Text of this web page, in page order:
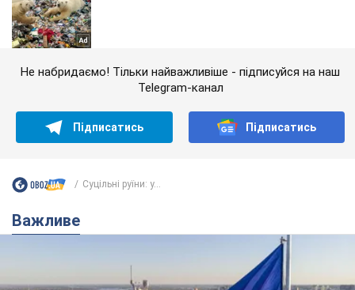
Не набридаємо! Тільки найважливіше - підписуйся на наш
Telegram-канал
Підписатись Підписатись
Суцільні руїни: у...
Важливе